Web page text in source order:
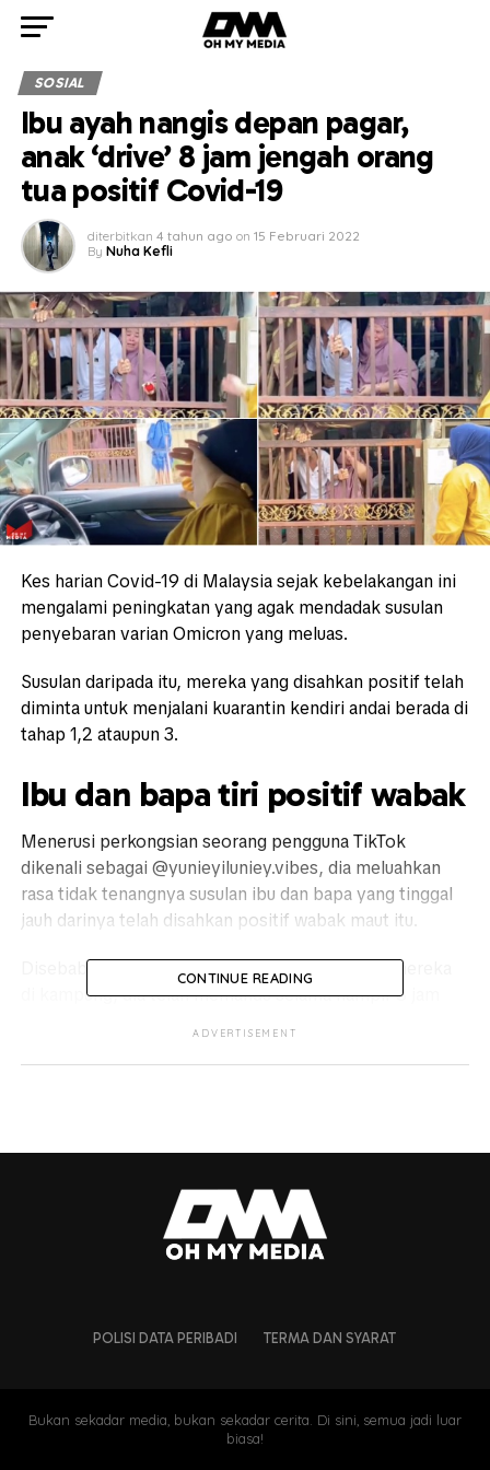
SOSIAL
Ibu ayah nangis depan pagar,
anak ‘drive’ 8 jam jengah orang
tua positif Covid-19
diterbitkan 4 tahun ago on 15 Februari 2022
By Nuha Kefli
Kes harian Covid-19 di Malaysia sejak kebelakangan ini
mengalami peningkatan yang agak mendadak susulan
penyebaran varian Omicron yang meluas.
Susulan daripada itu, mereka yang disahkan positif telah
diminta untuk menjalani kuarantin kendiri andai berada di
tahap 1,2 ataupun 3.
Ibu dan bapa tiri positif wabak
Menerusi perkongsian seorang pengguna TikTok
dikenali sebagai @yunieyiluniey.vibes, dia meluahkan
rasa tidak tenangnya susulan ibu dan bapa yang tinggal
jauh darinya telah disahkan positif wabak maut itu.
Disebabkan tidak tenang memikirkan keadaan mereka
di kampung, dia telah memandu selama hampir 8 jam
CONTINUE READING
ADVERTISEMENT
POLISI DATA PERIBADI TERMA DAN SYARAT
Bukan sekadar media, bukan sekadar cerita. Di sini, semua jadi luar
biasa!